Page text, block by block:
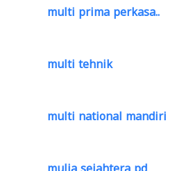
multi prima perkasa..
multi tehnik
multi national mandiri